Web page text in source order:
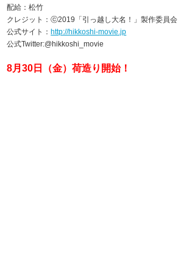
配給：松竹
クレジット：ⓒ2019「引っ越し大名！」製作委員会
公式サイト：http://hikkoshi-movie.jp
公式Twitter:@hikkoshi_movie
8月30日（金）荷造り開始！